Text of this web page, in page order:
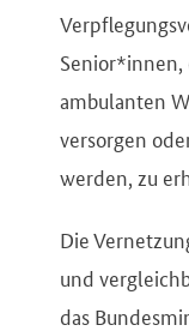
Senior*innen,
ambulanten
versorgen
werden, zu
Die
und
das